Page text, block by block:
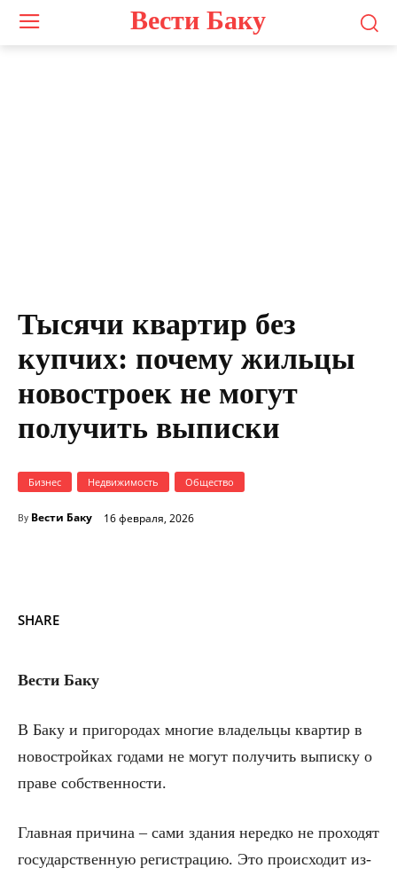
Вести Баку
Тысячи квартир без
купчих: почему жильцы
новостроек не могут
получить выписки
Бизнес Недвижимость Общество
By Вести Баку 16 февраля, 2026
SHARE
Вести Баку
В Баку и пригородах многие владельцы квартир в
новостройках годами не могут получить выписку о
праве собственности.
Главная причина – сами здания нередко не проходят
государственную регистрацию. Это происходит из-